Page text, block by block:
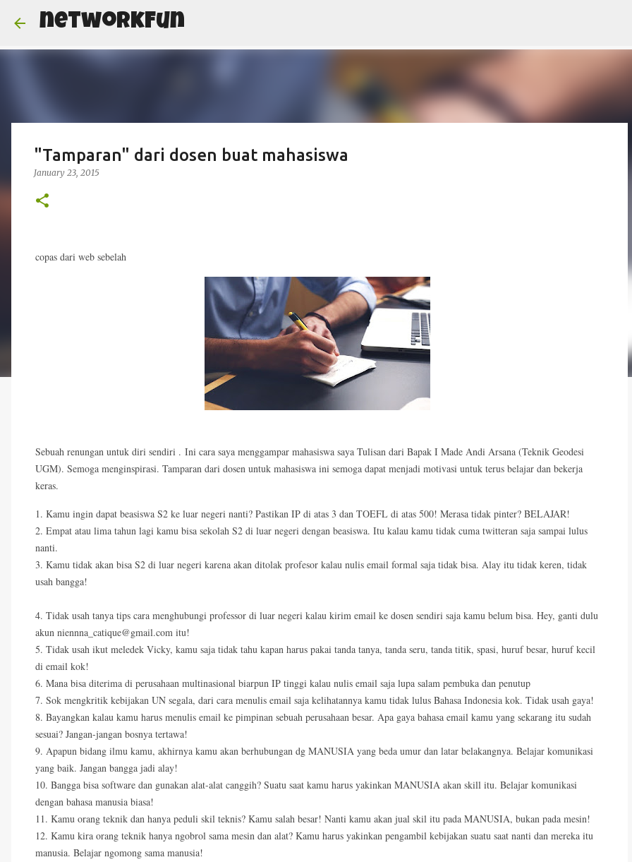
networkFun
"Tamparan" dari dosen buat mahasiswa
January 23, 2015
copas dari web sebelah
Sebuah renungan untuk diri sendiri . Ini cara saya menggampar mahasiswa saya Tulisan dari Bapak I Made Andi Arsana (Teknik Geodesi
UGM). Semoga menginspirasi. Tamparan dari dosen untuk mahasiswa ini semoga dapat menjadi motivasi untuk terus belajar dan bekerja
keras.
1. Kamu ingin dapat beasiswa S2 ke luar negeri nanti? Pastikan IP di atas 3 dan TOEFL di atas 500! Merasa tidak pinter? BELAJAR!
2. Empat atau lima tahun lagi kamu bisa sekolah S2 di luar negeri dengan beasiswa. Itu kalau kamu tidak cuma twitteran saja sampai lulus
nanti.
3. Kamu tidak akan bisa S2 di luar negeri karena akan ditolak profesor kalau nulis email formal saja tidak bisa. Alay itu tidak keren, tidak
usah bangga!
4. Tidak usah tanya tips cara menghubungi professor di luar negeri kalau kirim email ke dosen sendiri saja kamu belum bisa. Hey, ganti dulu
akun niennna_catique@gmail.com itu!
5. Tidak usah ikut meledek Vicky, kamu saja tidak tahu kapan harus pakai tanda tanya, tanda seru, tanda titik, spasi, huruf besar, huruf kecil
di email kok!
6. Mana bisa diterima di perusahaan multinasional biarpun IP tinggi kalau nulis email saja lupa salam pembuka dan penutup
7. Sok mengkritik kebijakan UN segala, dari cara menulis email saja kelihatannya kamu tidak lulus Bahasa Indonesia kok. Tidak usah gaya!
8. Bayangkan kalau kamu harus menulis email ke pimpinan sebuah perusahaan besar. Apa gaya bahasa email kamu yang sekarang itu sudah
sesuai? Jangan-jangan bosnya tertawa!
9. Apapun bidang ilmu kamu, akhirnya kamu akan berhubungan dg MANUSIA yang beda umur dan latar belakangnya. Belajar komunikasi
yang baik. Jangan bangga jadi alay!
10. Bangga bisa software dan gunakan alat-alat canggih? Suatu saat kamu harus yakinkan MANUSIA akan skill itu. Belajar komunikasi
dengan bahasa manusia biasa!
11. Kamu orang teknik dan hanya peduli skil teknis? Kamu salah besar! Nanti kamu akan jual skil itu pada MANUSIA, bukan pada mesin!
12. Kamu kira orang teknik hanya ngobrol sama mesin dan alat? Kamu harus yakinkan pengambil kebijakan suatu saat nanti dan mereka itu
manusia. Belajar ngomong sama manusia!